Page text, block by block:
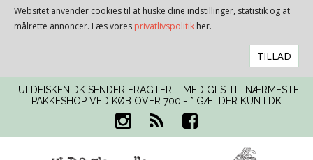
Websitet anvender cookies til at huske dine indstillinger, statistik og at
målrette annoncer. Læs vores privatlivspolitik her.
TILLAD
ULDFISKEN.DK SENDER FRAGTFRIT MED GLS TIL NÆRMESTE
PAKKESHOP VED KØB OVER 700,- * GÆLDER KUN I DK